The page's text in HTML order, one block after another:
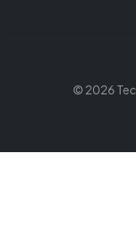
© 2026